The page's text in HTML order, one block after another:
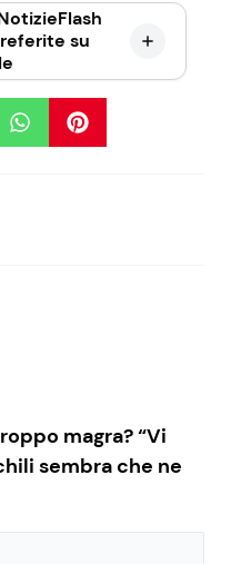
su
magra? “Vi
sembra che ne